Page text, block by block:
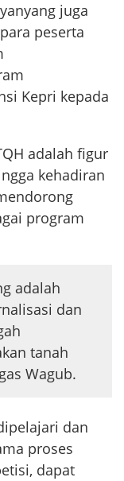
juga
peserta
Kepri kepada
adalah figur
kehadiran
program
adalah
dan
tanah
Wagub.
dan
proses
dapat